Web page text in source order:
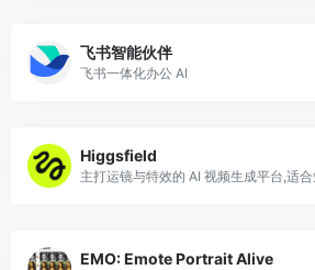
飞书智能伙伴
飞书一体化办公 AI
Higgsfield
主打运镜与特效的 AI 视频生成平台,适合
EMO: Emote Portrait Alive